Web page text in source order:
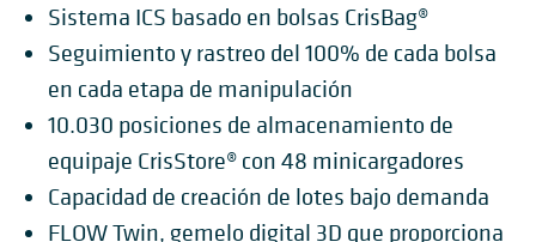
Sistema ICS basado en bolsas CrisBag®
Seguimiento y rastreo del 100% de cada bolsa
en cada etapa de manipulación
10.030 posiciones de almacenamiento de
equipaje CrisStore® con 48 minicargadores
Capacidad de creación de lotes bajo demanda
FLOW Twin, gemelo digital 3D que proporciona